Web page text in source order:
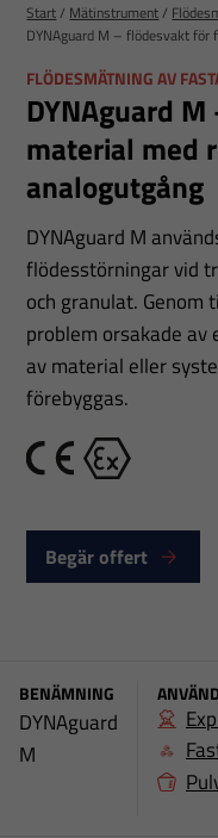
Start/ Mätinstrument/
DYNAguard M – flödesvakt
FLÖDESMÄTNING AV
DYNAguard
material med
analogutgång
DYNAguard M
flödesstörningar vid
och granulat.
problem orsakade av
av material eller
förebyggas.
CE Ex
Begär offert
BENÄMNING
DYNAguard
M